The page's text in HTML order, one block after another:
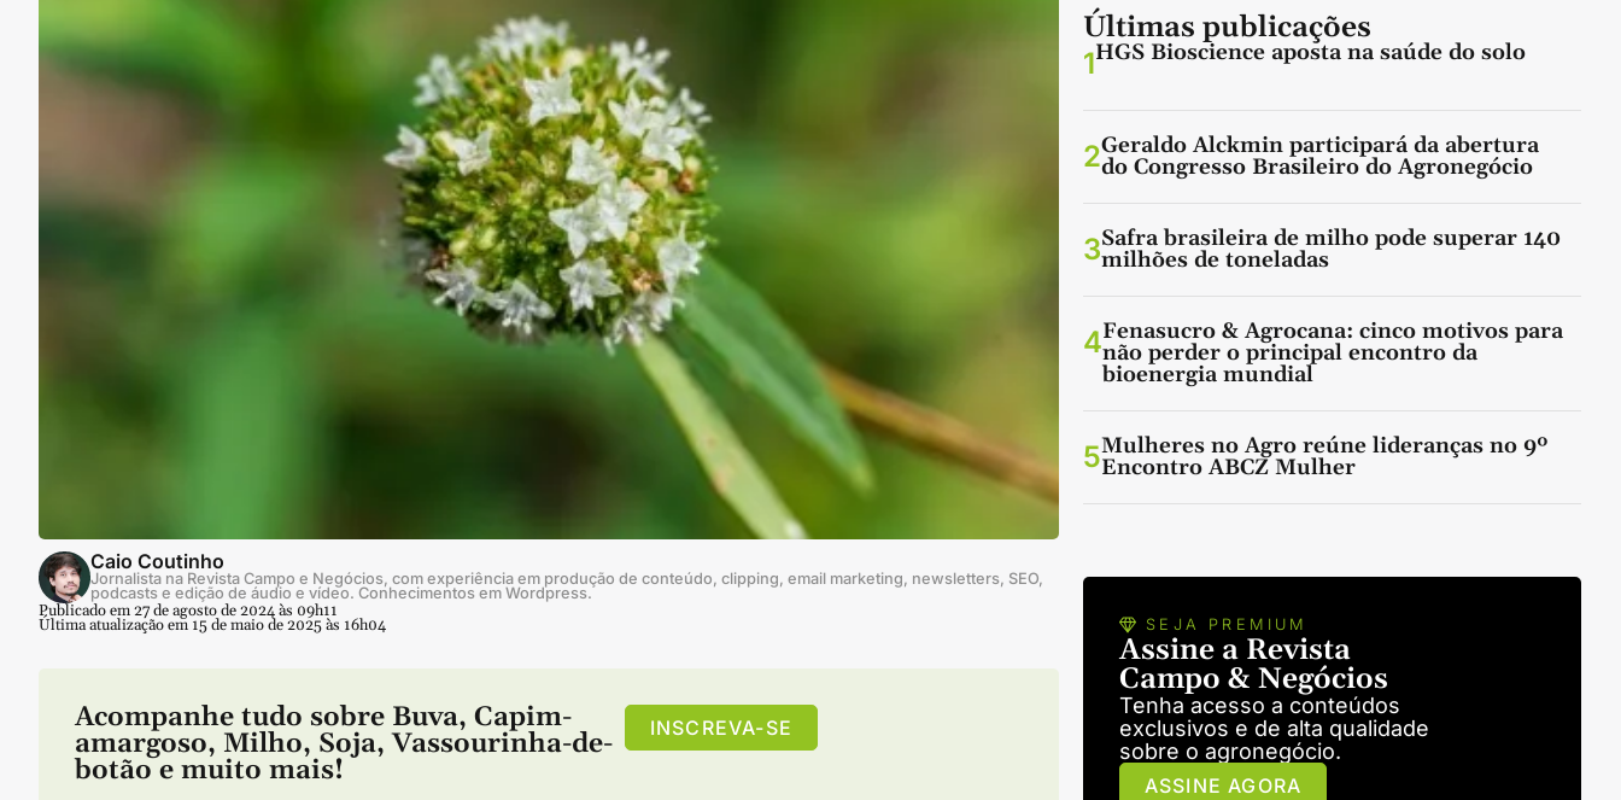
Caio Coutinho
Jornalista na Revista Campo e Negócios, com experiência em produção de conteúdo, clipping, email marketing, newsletters, SEO,
podcasts e edição de áudio e vídeo. Conhecimentos em Wordpress.
Publicado em 27 de agosto de 2024 às 09h11
Última atualização em 15 de maio de 2025 às 16h04
Acompanhe tudo sobre Buva, Capim-
amargoso, Milho, Soja,Vassourinha-de-
botãoe muito mais!
INSCREVA-SE
Últimas publicações
1HGS Bioscience aposta na saúde do solo
2Geraldo Alckmin participará da abertura
do Congresso Brasileiro do Agronegócio
3Safra brasileira de milho pode superar 140
milhões de toneladas
4Fenasucro & Agrocana: cinco motivos para
não perder o principal encontro da
bioenergia mundial
5Mulheres no Agro reúne lideranças no 9º
Encontro ABCZ Mulher
SEJA PREMIUM
Assine a Revista
Campo & Negócios
Tenha acesso a conteúdos
exclusivos e de alta qualidade
sobre o agronegócio.
ASSINE AGORA